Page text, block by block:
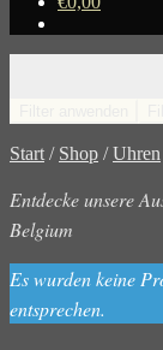
Start / Shop /Uhren
Entdecke unsere
Belgium
Es wurden keine
entsprechen.